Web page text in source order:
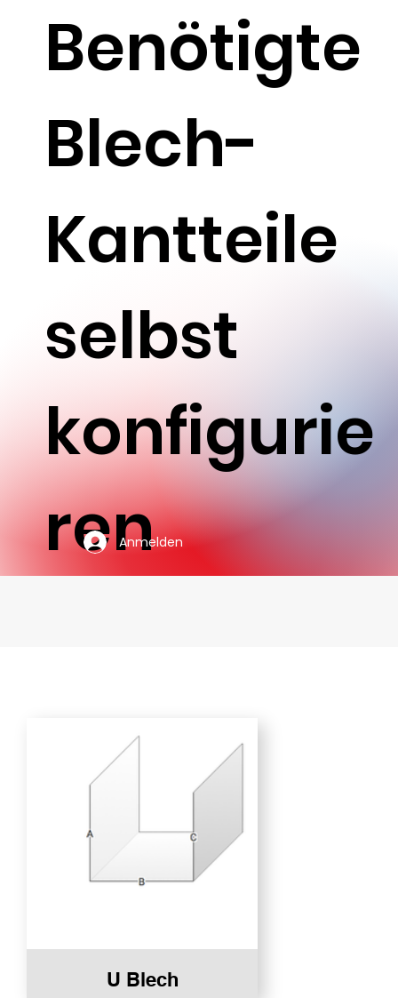
Anmelden
Benötigte
Blech-
Kantteile
selbst
konfigurie
ren
U Blech